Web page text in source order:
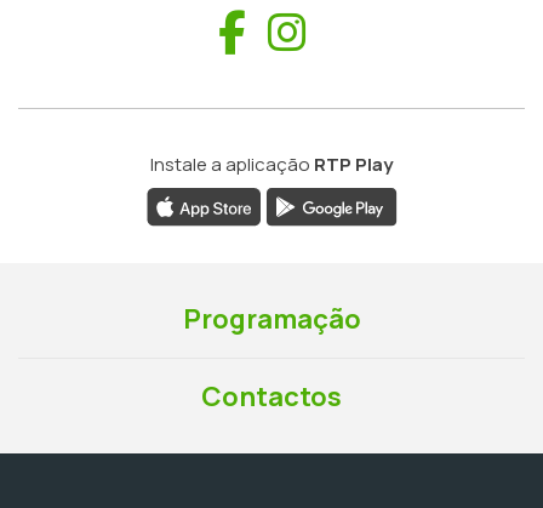
Facebook
Instale a aplicação RTP Play
Programação
Contactos